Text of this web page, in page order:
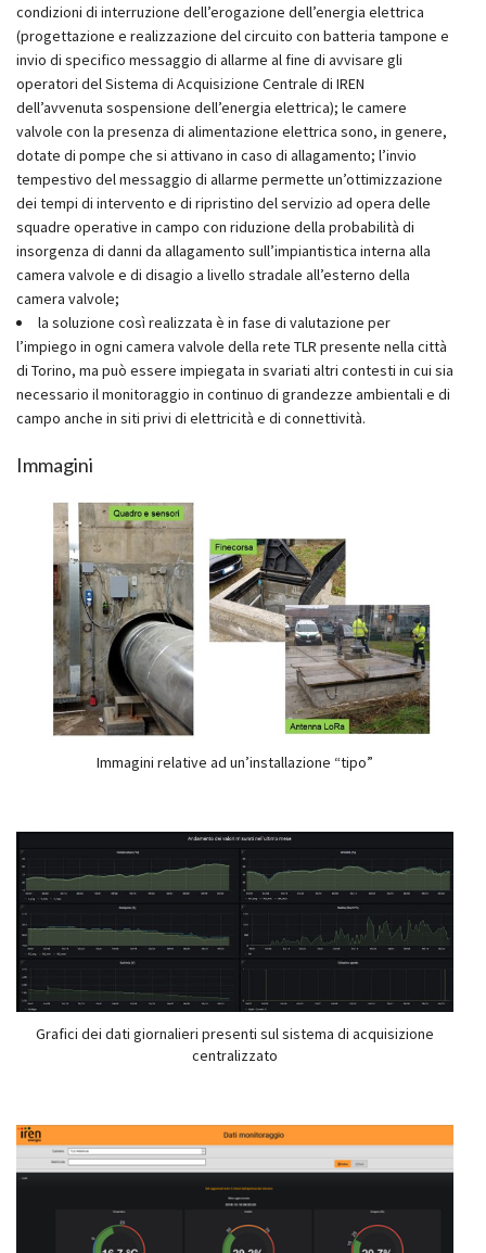
condizioni di interruzione dell’erogazione dell’energia elettrica
(progettazione e realizzazione del circuito con batteria tampone e
invio di specifico messaggio di allarme al fine di avvisare gli
operatori del Sistema di Acquisizione Centrale di IREN
dell’avvenuta sospensione dell’energia elettrica); le camere
valvole con la presenza di alimentazione elettrica sono, in genere,
dotate di pompe che si attivano in caso di allagamento; l’invio
tempestivo del messaggio di allarme permette un’ottimizzazione
dei tempi di intervento e di ripristino del servizio ad opera delle
squadre operative in campo con riduzione della probabilità di
insorgenza di danni da allagamento sull’impiantistica interna alla
camera valvole e di disagio a livello stradale all’esterno della
camera valvole;
la soluzione così realizzata è in fase di valutazione per
l’impiego in ogni camera valvole della rete TLR presente nella città
di Torino, ma può essere impiegata in svariati altri contesti in cui sia
necessario il monitoraggio in continuo di grandezze ambientali e di
campo anche in siti privi di elettricità e di connettività.
Immagini
Immagini relative ad un’installazione “tipo”
Grafici dei dati giornalieri presenti sul sistema di acquisizione
centralizzato